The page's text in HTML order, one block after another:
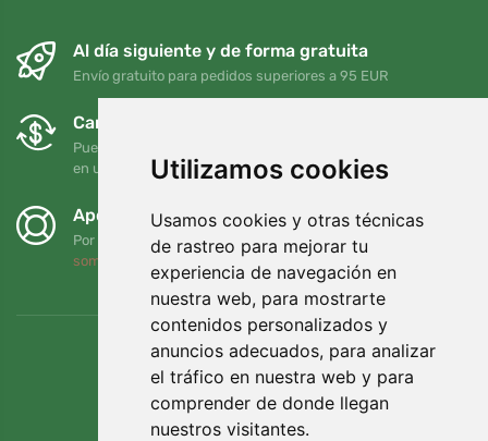
Utilizamos cookies
Usamos cookies y otras técnicas
de rastreo para mejorar tu
experiencia de navegación en
nuestra web, para mostrarte
contenidos personalizados y
anuncios adecuados, para analizar
el tráfico en nuestra web y para
comprender de donde llegan
nuestros visitantes.
Al día siguiente y de forma gratuita
Envío gratuito para pedidos superiores a 95 EUR
Cambios y devoluciones gratuitos
Puede devolver o cambiar su pedido en cualquier momento
en un plazo de 90 días
Apoyamos a Trees.org
Por cada pedido plantamos un árbol. Leer más
somos